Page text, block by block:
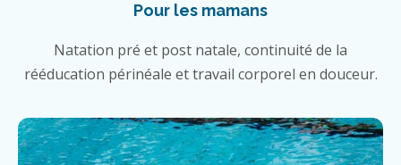
Pour les mamans
Natation pré et post natale, continuité de la
rééducation périnéale et travail corporel en douceur.